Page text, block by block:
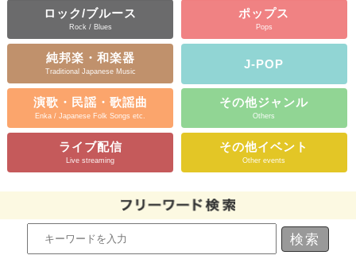
ロック/ブルース
Rock / Blues
ポップス
Pops
純邦楽・和楽器
Traditional Japanese Music
J-POP
演歌・民謡・歌謡曲
Enka / Japanese Folk Songs etc.
その他ジャンル
Others
ライブ配信
Live streaming
その他イベント
Other events